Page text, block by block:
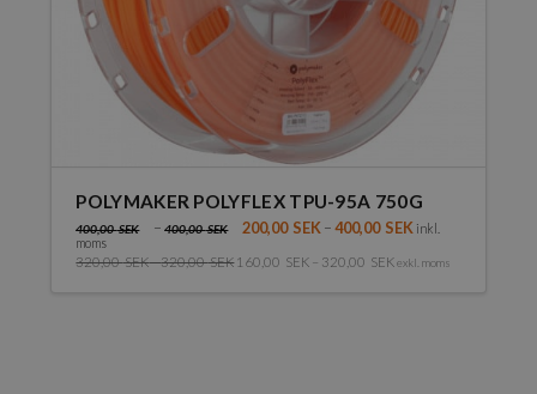
POLYMAKER POLYFLEX TPU-95A 750G
400,00SEK –400,00SEK 200,00 SEK –400,00 SEK inkl.
moms
320,00SEK–320,00SEK160,00 SEK – 320,00 SEK exkl. moms